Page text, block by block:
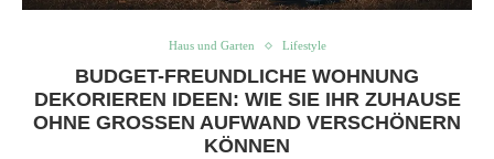
Haus und Garten Lifestyle
BUDGET-FREUNDLICHE WOHNUNG
DEKORIEREN IDEEN: WIE SIE IHR ZUHAUSE
OHNE GROSSEN AUFWAND VERSCHÖNERN
KÖNNEN